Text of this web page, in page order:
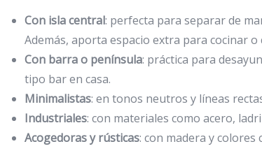
Con isla central: perfecta para separar de
Además, aporta espacio extra para cocinar o
Con barra o península: práctica para
tipo bar en casa.
Minimalistas: en tonos neutros y líneas
Industriales: con materiales como acero,
Acogedoras y rústicas: con madera y